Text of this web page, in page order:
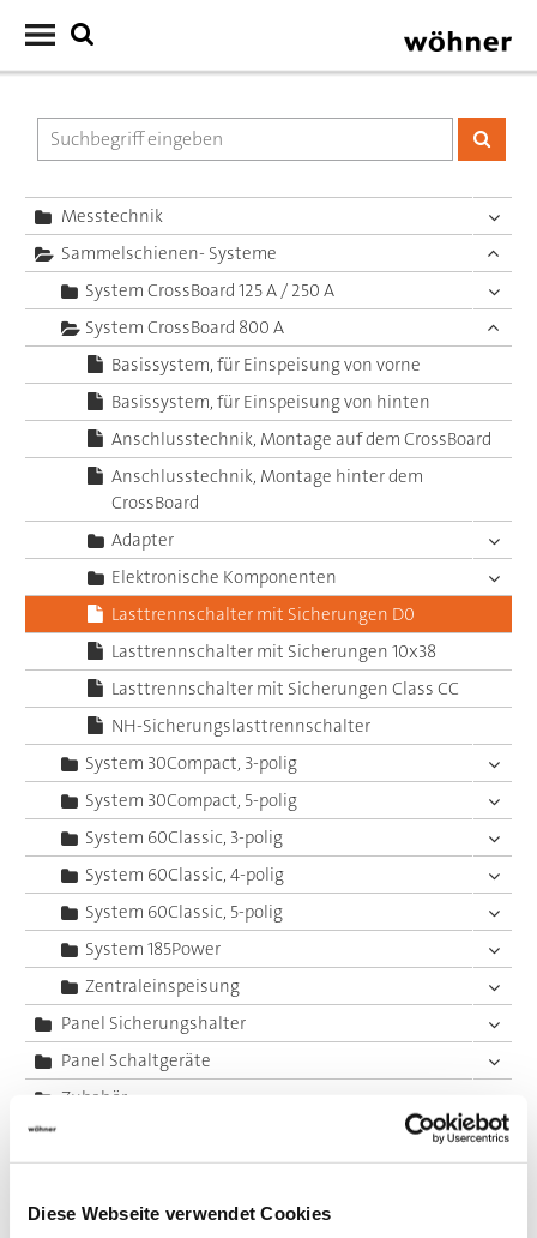
Diese Webseite verwendet Cookies
Messtechnik
Sammelschienen- Systeme
System CrossBoard 125 A / 250 A
System CrossBoard 800 A
Basissystem, für Einspeisung von vorne
Basissystem, für Einspeisung von hinten
Anschlusstechnik, Montage auf dem CrossBoard
Anschlusstechnik, Montage hinter dem
CrossBoard
Adapter
Elektronische Komponenten
Lasttrennschalter mit Sicherungen D0
Lasttrennschalter mit Sicherungen 10x38
Lasttrennschalter mit Sicherungen Class CC
NH-Sicherungslasttrennschalter
System 30Compact, 3-polig
System 30Compact, 5-polig
System 60Classic, 3-polig
System 60Classic, 4-polig
System 60Classic, 5-polig
System 185Power
Zentraleinspeisung
Panel Sicherungshalter
Panel Schaltgeräte
Zubehör